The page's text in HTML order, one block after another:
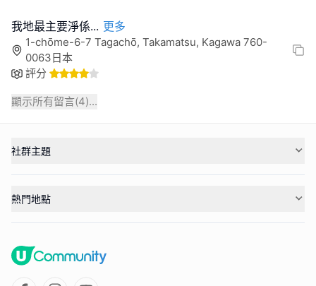
我地最主要淨係... 更多
1-chōme-6-7 Tagachō, Takamatsu, Kagawa 760-
0063日本
評分
顯示所有留言(4)...
社群主題
熱門地點